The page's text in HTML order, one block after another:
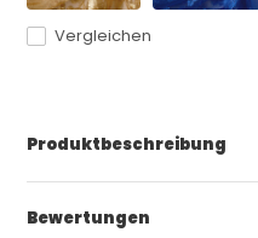
Vergleichen
Produktbeschreibung
Bewertungen